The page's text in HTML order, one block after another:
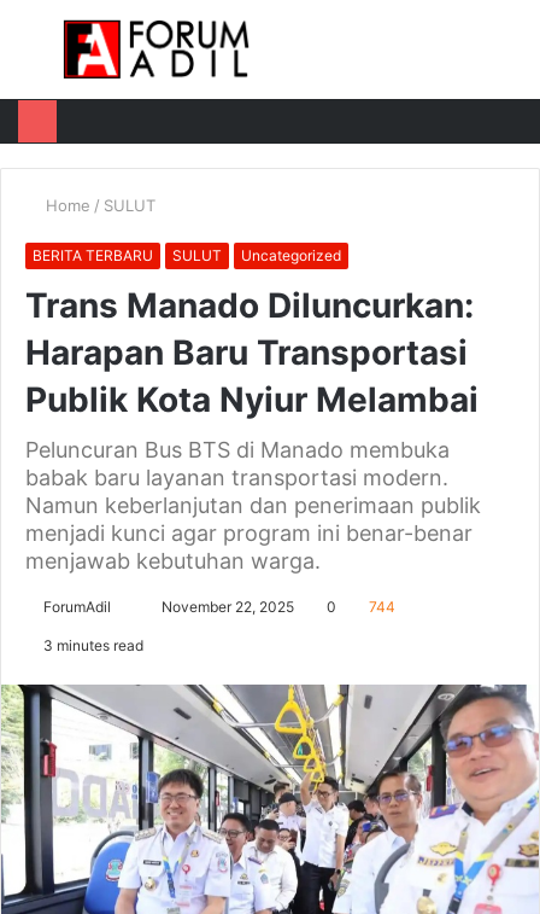
Menu
Home / SULUT
BERITA TERBARU SULUT Uncategorized
Trans Manado Diluncurkan:
Harapan Baru Transportasi
Publik Kota Nyiur Melambai
Peluncuran Bus BTS di Manado membuka
babak baru layanan transportasi modern.
Namun keberlanjutan dan penerimaan publik
menjadi kunci agar program ini benar-benar
menjawab kebutuhan warga.
ForumAdil November 22, 2025 0 744
3 minutes read